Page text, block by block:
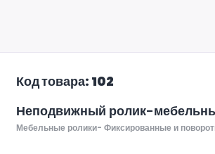
Код товара: 102
Неподвижный ролик-
Мебельные ролики- Фиксированные и